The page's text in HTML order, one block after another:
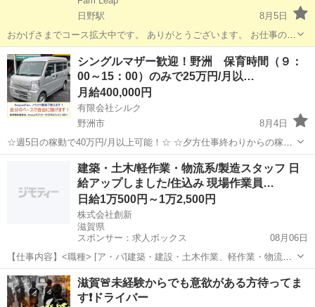
日野駅
8月5日
おかげさまでコース拡大中です。 ありがとうございます。 お仕事の内
容は、大手運送業からのお仕事で、個人宅へ荷物をお届けする簡単な
業務です。 世間のイメージよりも断然働きやすく、稼ぐことができる
ことを実感していた...
滋賀 蒲生郡 日野駅 配送 YouTube
シングルマザー歓迎！野洲 保育時間（９：
00～15：00）のみで25万円/月以…
月給400,000円
有限会社シルク
野洲市
8月4日
☆週5日の稼動で40万円/月以上可能！☆ ☆夕方仕事終わりからの稼
働、休日の稼動で20万円/月以上可能！☆ ☆雇われない働き方、自由な
スタイルでの働き方を【Amazon Flex】で始めましょう！☆ 個人事業
主とし...
野洲市 配送 Amazon
建築・土木/軽作業・物流系/製造スタッフ 日
給アップしました/住込み 現場作業員…
日給1万500円～1万2,500円
株式会社創新
滋賀県
スポンサー：求人ボックス
08月06日
【仕事内容】<職種> [ア・パ]建築・建設・土木作業、軽作業・物流そ
の他、製造スタッフ(組立・加工等) <雇用形態> アルバイト・パート <
給与> [ア・パ]日給10,500円～12,500円 交通費:一部支給 現場まで無料
送迎あ...
アルバイト・パート
滋賀🚨未経験からでも意欲がある方待ってま
す❗️ドライバー